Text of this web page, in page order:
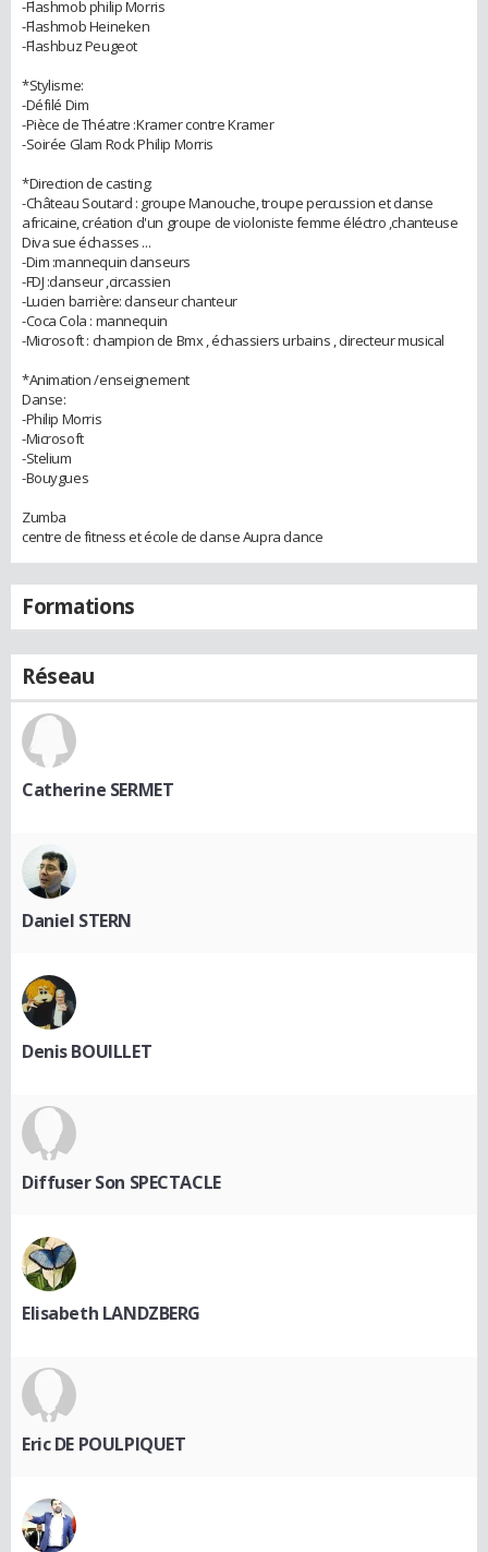
-Flashmob philip Morris
-Flashmob Heineken
-Flashbuz Peugeot
*Stylisme:
-Défilé Dim
-Pièce de Théatre :Kramer contre Kramer
-Soirée Glam Rock Philip Morris
*Direction de casting:
-Château Soutard : groupe Manouche, troupe percussion et danse
africaine, création d'un groupe de violoniste femme éléctro ,chanteuse
Diva sue échasses ...
-Dim :mannequin danseurs
-FDJ :danseur ,circassien
-Lucien barrière: danseur chanteur
-Coca Cola : mannequin
-Microsoft : champion de Bmx , échassiers urbains , directeur musical
*Animation /enseignement
Danse:
-Philip Morris
-Microsoft
-Stelium
-Bouygues
Zumba
centre de fitness et école de danse Aupra dance
Formations
Réseau
Catherine SERMET
Daniel STERN
Denis BOUILLET
Diffuser Son SPECTACLE
Elisabeth LANDZBERG
Eric DE POULPIQUET